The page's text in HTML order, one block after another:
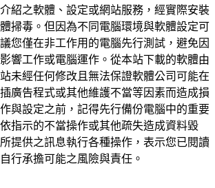
紹之軟體、設定或網站服務，經實際安裝
掃毒。但因為不同電腦環境與軟體設定可
您僅在非工作用的電腦先行測試，避免因
響工作或電腦運作。從本站下載的軟體由
未經任何修改且無法保證軟體公司可能在
廣告程式或其他維護不當等因素而造成損
與設定之前，記得先行備份電腦中的重要
指示的不當操作或其他疏失造成資料毀
提供之訊息執行各種操作，表示您已閱讀
行承擔可能之風險與責任。